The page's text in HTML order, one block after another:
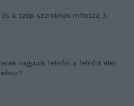
és a szép szerelmek mítosza 3.
vagyunk felnőni a felnőtt élet